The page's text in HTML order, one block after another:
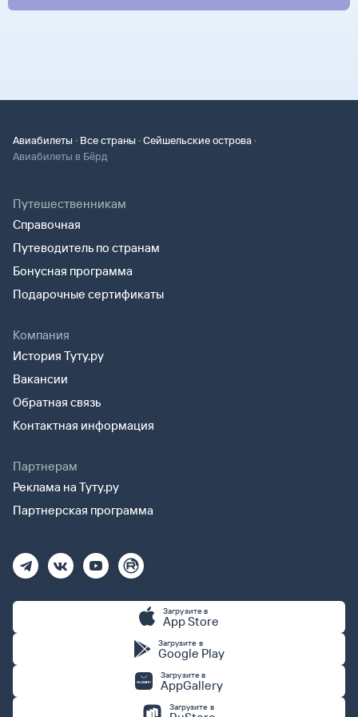
Авиабилеты · Все страны ·Сейшельские острова ·
Авиабилеты в Бёрд
Путешественникам
Справочная
Путеводитель по странам
Бонусная программа
Подарочные сертификаты
Компания
История Туту.ру
Вакансии
Обратная связь
Контактная информация
Партнерам
Реклама на Туту.ру
Партнерская программа
Загрузите в
App Store
Загрузите в
Google Play
Загрузите в
AppGallery
Загрузите в